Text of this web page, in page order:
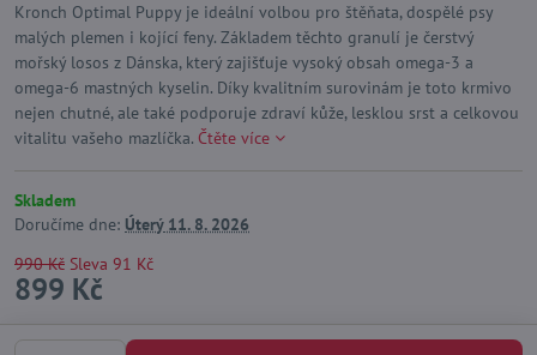
Kronch Optimal Puppy je ideální volbou pro štěňata, dospělé psy
malých plemen i kojící feny. Základem těchto granulí je čerstvý
mořský losos z Dánska, který zajišťuje vysoký obsah omega-3 a
omega-6 mastných kyselin. Díky kvalitním surovinám je toto krmivo
nejen chutné, ale také podporuje zdraví kůže, lesklou srst a celkovou
vitalitu vašeho mazlíčka. Čtěte více
Skladem
Doručíme dne: Úterý11. 8. 2026
990 Kč Sleva 91 Kč
899 Kč